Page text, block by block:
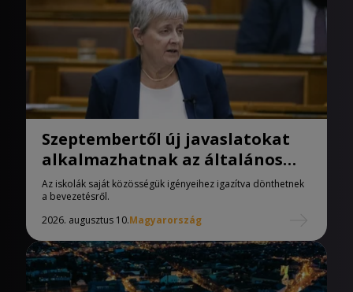
Szeptembertől új javaslatokat
alkalmazhatnak az általános
iskolák
Az iskolák saját közösségük igényeihez igazítva dönthetnek
a bevezetésről.
2026. augusztus 10.Magyarország